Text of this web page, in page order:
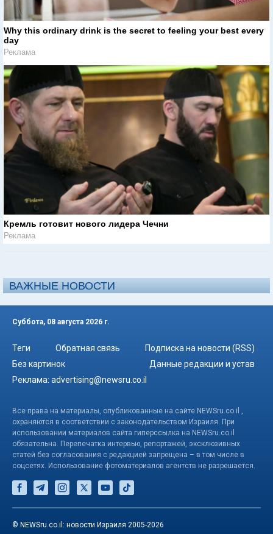
Why this ordinary drink is the secret to feeling your best every
day
Реклама
Кремль готовит нового лидера Чечни
Реклама
ВАЖНЫЕ НОВОСТИ
Суббота, 08 августа 2026 г.
Теги Обратная связь
Подписка на новости (RSS)
Без картинок
Данные редакции и устав
Реклама: advertising@newsru.co.il
Все права на материалы, опубликованные на сайте NEWSru.co.il ,
охраняются в соответствии с законодательством Израиля. При
использовании материалов сайта гиперссылка на NEWSru.co.il
обязательна. Перепечатка интервью, репортажей, эксклюзивных
статей без согласования с редакцией запрещена – в том числе в
соцсетях. Использование фотоматериалов агентств не разрешается.
© NEWSru.co.il: новости Израиля 2005-2026